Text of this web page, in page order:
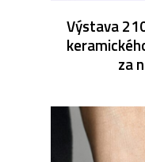
Výstava
za